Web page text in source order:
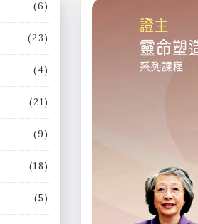
(6)
(23)
(4)
(21)
(9)
(18)
(5)